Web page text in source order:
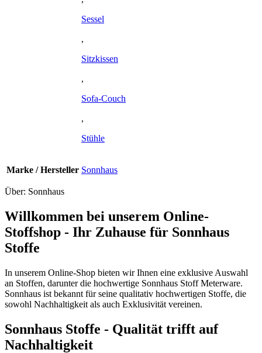
Sessel
,
Sitzkissen
,
Sofa-Couch
,
Stühle
Marke / Hersteller Sonnhaus
Über: Sonnhaus
Willkommen bei unserem Online-
Stoffshop - Ihr Zuhause für Sonnhaus
Stoffe
In unserem Online-Shop bieten wir Ihnen eine exklusive Auswahl
an Stoffen, darunter die hochwertige Sonnhaus Stoff Meterware.
Sonnhaus ist bekannt für seine qualitativ hochwertigen Stoffe, die
sowohl Nachhaltigkeit als auch Exklusivität vereinen.
Sonnhaus Stoffe - Qualität trifft auf
Nachhaltigkeit